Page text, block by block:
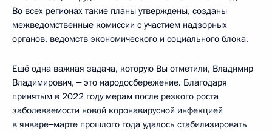
Во всех регионах такие планы утверждены, созданы
межведомственные комиссии с участием надзорных
органов, ведомств экономического и социального блока.
Ещё одна важная задача, которую Вы отметили, Владимир
Владимирович, ‒ это народосбережение. Благодаря
принятым в 2022 году мерам после резкого роста
заболеваемости новой коронавирусной инфекцией
в январе‒марте прошлого года удалось стабилизировать